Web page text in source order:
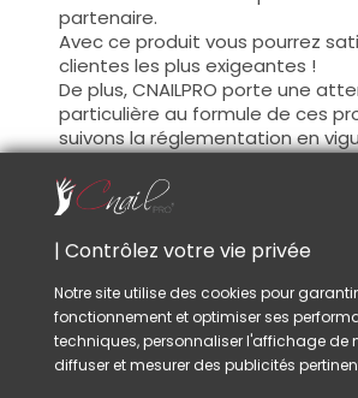
partenaire.
Avec ce produit vous pourrez
clientes les plus exigeantes !
De plus, CNAILPRO porte une
particulière au formule de ces
suivons la réglementation en
garantissons la conformité de
Ceci pour garantir une sécurité
optimale.
Cette couleur s'applique avec
manière fine, sur la base (il n'est
nécessaire de dégraisser la
cohésion) ou sur la construction
| Contrôlez votre vie privée
Notre site utilise des cookies pour
fonctionnement et optimiser ses
techniques, personnaliser l'affichage de
diffuser et mesurer des publicités